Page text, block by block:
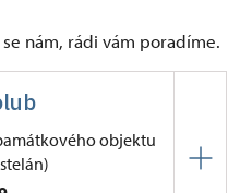
nám, rádi vám poradíme.
objektu